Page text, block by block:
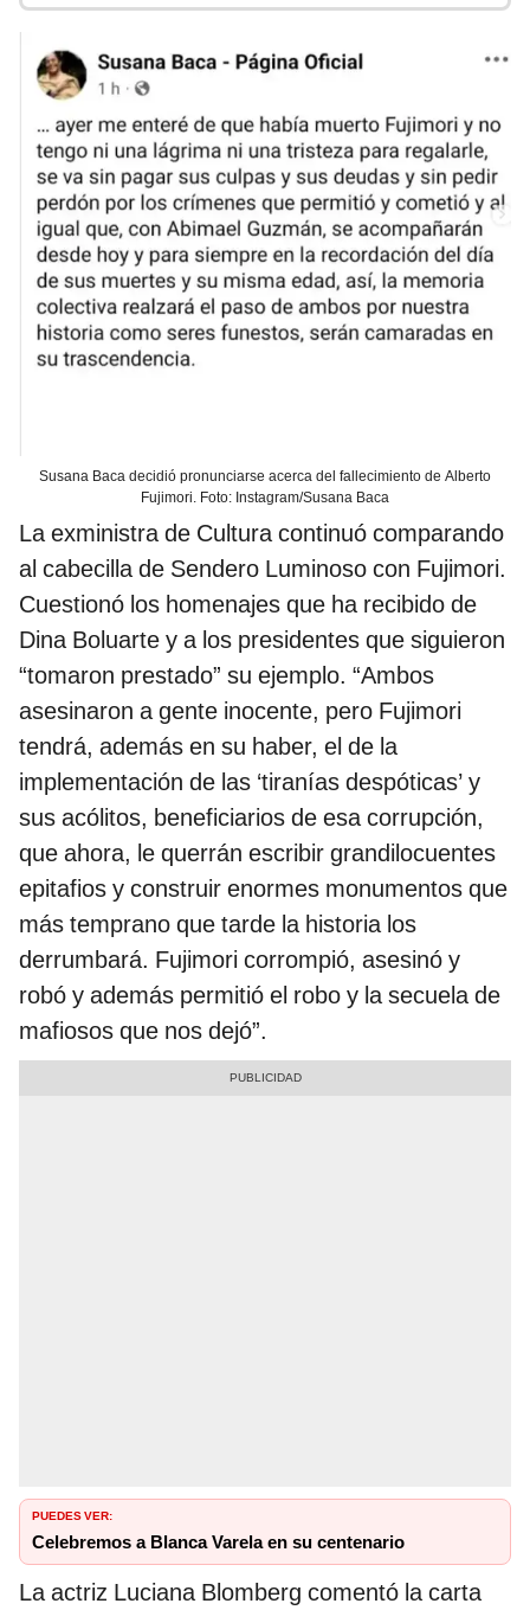
Susana Baca decidió pronunciarse acerca del fallecimiento de Alberto
Fujimori. Foto: Instagram/Susana Baca
La exministra de Cultura continuó comparando
al cabecilla de Sendero Luminoso con Fujimori.
Cuestionó los homenajes que ha recibido de
Dina Boluarte y a los presidentes que siguieron
“tomaron prestado” su ejemplo. “Ambos
asesinaron a gente inocente, pero Fujimori
tendrá, además en su haber, el de la
implementación de las ‘tiranías despóticas’ y
sus acólitos, beneficiarios de esa corrupción,
que ahora, le querrán escribir grandilocuentes
epitafios y construir enormes monumentos que
más temprano que tarde la historia los
derrumbará. Fujimori corrompió, asesinó y
robó y además permitió el robo y la secuela de
mafiosos que nos dejó”.
PUEDES VER:
Celebremos a Blanca Varela en su centenario
La actriz Luciana Blomberg comentó la carta